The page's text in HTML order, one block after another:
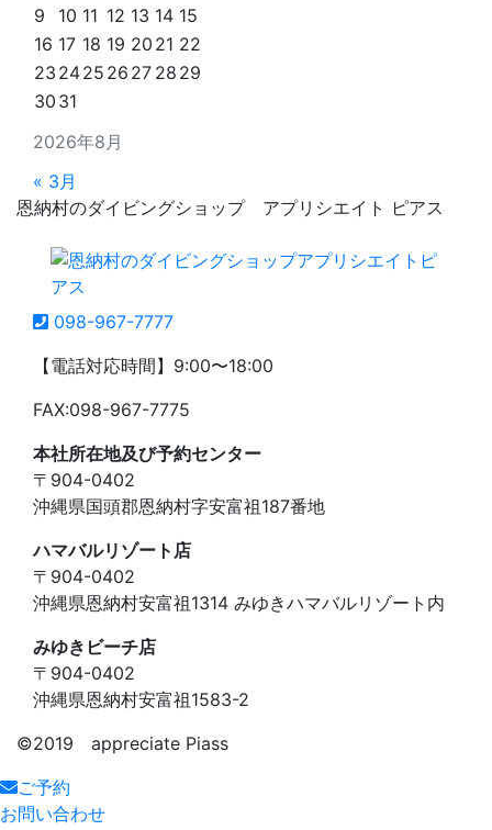
2026年8月
9
10 11 12 13 14 15
16 17 18 19 20 21 22
23 2425 26 27 28 29
30 31
« 3月
恩納村のダイビングショップ アプリシエイト ピアス
098-967-7777
【電話対応時間】9:00〜18:00
FAX:098-967-7775
本社所在地及び予約センター
〒904-0402
沖縄県国頭郡恩納村字安富祖187番地
ハマバルリゾート店
〒904-0402
沖縄県恩納村安富祖1314 みゆきハマバルリゾート内
みゆきビーチ店
〒904-0402
沖縄県恩納村安富祖1583-2
©️2019 appreciate Piass
ご予約
お問い合わせ